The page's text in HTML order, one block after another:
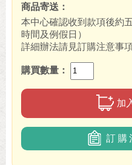
商品寄送
本中心確認收到款項後約
時間及例假日）
詳細辦法請見訂購注意事
購買數量
加
訂購